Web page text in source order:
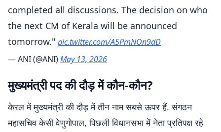
completed all discussions. The decision on who
the next CM of Kerala will be announced
tomorrow." pic.twitter.com/A5PmNOn9dD
— ANI (@ANI)May 13, 2026
मुख्यमंत्री पद की दौड़ में कौन-कौन?
केरल में मुख्यमंत्री की दौड़ में तीन नाम सबसे ऊपर हैं. संगठन
महासचिव केसी वेणुगोपाल, पिछली विधानसभा में नेता प्रतिपक्ष रहे